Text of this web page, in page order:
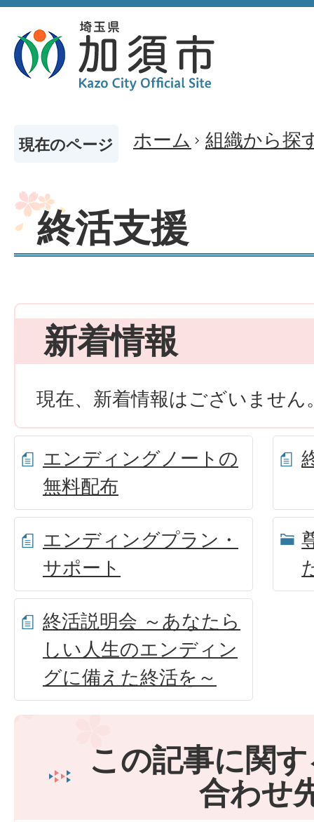
現在のページ ホーム 組織から探
終活支援
新着情報
現在、新着情報はございません
エンディングノートの
無料配布
エンディングプラン・
サポート
終活説明会 ～あなたら
しい人生のエンディン
グに備えた終活を～
この記事に関
合わせ